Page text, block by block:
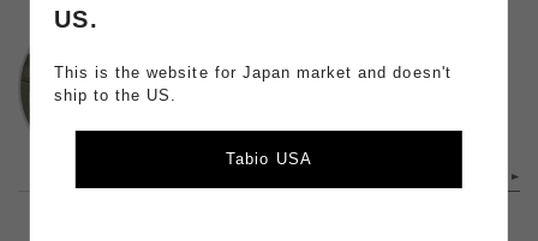
mino
156cm/23.5cm
156cm/23.5cm
US.
This is the website for Japan market and doesn't
ship to the US.
Tabio USA